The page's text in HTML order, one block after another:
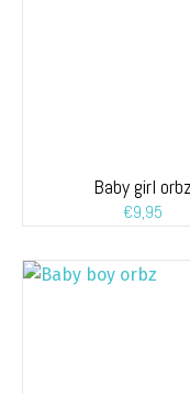
Baby girl orbz
€9,95